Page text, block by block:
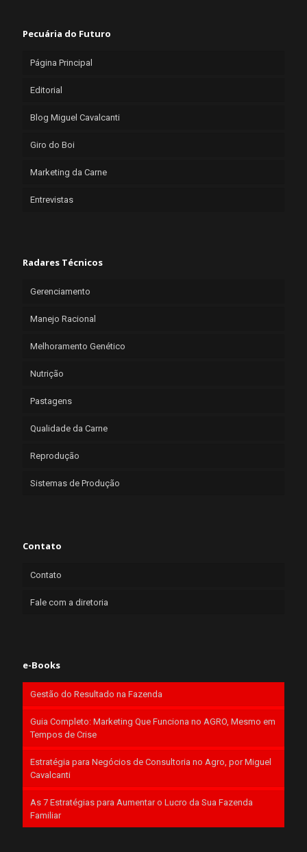
Pecuária do Futuro
Página Principal
Editorial
Blog Miguel Cavalcanti
Giro do Boi
Marketing da Carne
Entrevistas
Radares Técnicos
Gerenciamento
Manejo Racional
Melhoramento Genético
Nutrição
Pastagens
Qualidade da Carne
Reprodução
Sistemas de Produção
Contato
Contato
Fale com a diretoria
e-Books
Gestão do Resultado na Fazenda
Guia Completo: Marketing Que Funciona no AGRO, Mesmo em
Tempos de Crise
Estratégia para Negócios de Consultoria no Agro, por Miguel
Cavalcanti
As 7 Estratégias para Aumentar o Lucro da Sua Fazenda
Familiar